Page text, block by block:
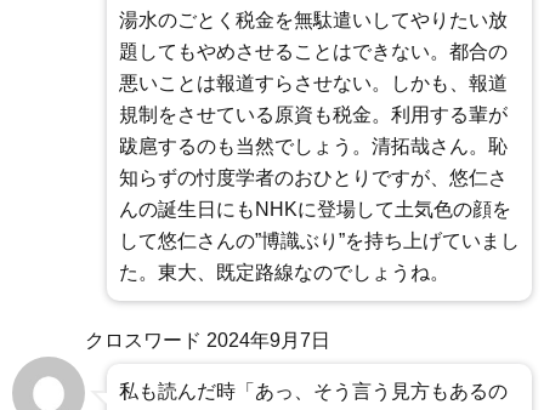
湯水のごとく税金を無駄遣いしてやりたい放
題してもやめさせることはできない。都合の
悪いことは報道すらさせない。しかも、報道
規制をさせている原資も税金。利用する輩が
跋扈するのも当然でしょう。清拓哉さん。恥
知らずの忖度学者のおひとりですが、悠仁さ
んの誕生日にもNHKに登場して土気色の顔を
して悠仁さんの”博識ぶり”を持ち上げていまし
た。東大、既定路線なのでしょうね。
クロスワード 2024年9月7日
私も読んだ時「あっ、そう言う見方もあるの